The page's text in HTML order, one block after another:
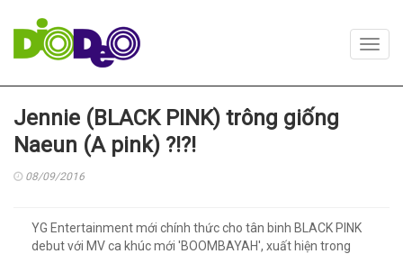
Jennie (BLACK PINK) trông giống
Naeun (A pink) ?!?!
08/09/2016
YG Entertainment mới chính thức cho tân binh BLACK PINK
debut với MV ca khúc mới 'BOOMBAYAH', xuất hiện trong